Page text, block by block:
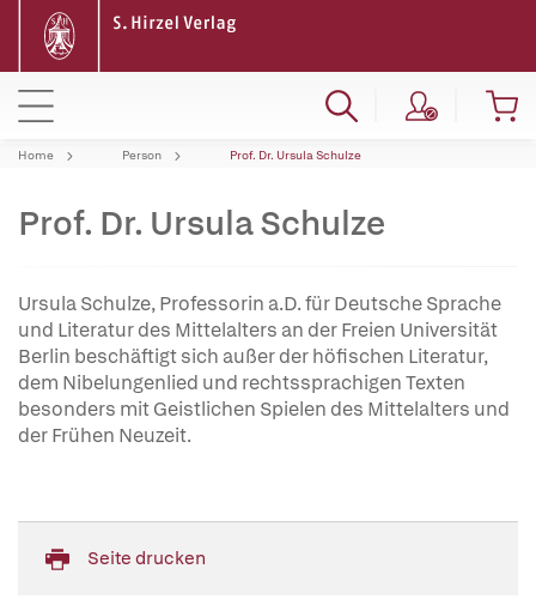
Home Person Prof. Dr. Ursula Schulze
Prof. Dr. Ursula Schulze
Ursula Schulze, Professorin a.D. für Deutsche Sprache
und Literatur des Mittelalters an der Freien Universität
Berlin beschäftigt sich außer der höfischen Literatur,
dem Nibelungenlied und rechtssprachigen Texten
besonders mit Geistlichen Spielen des Mittelalters und
der Frühen Neuzeit.
Seite drucken